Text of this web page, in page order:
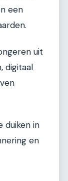
een
uit
digitaal
duiken in
en